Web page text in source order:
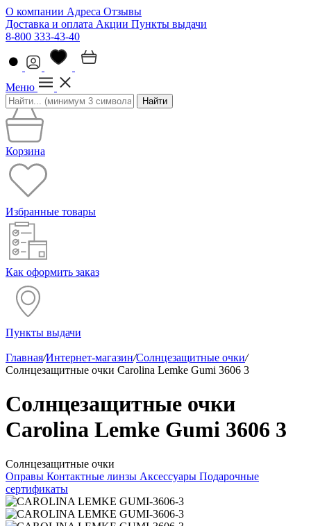
О компании Адреса Отзывы
Доставка и оплата Акции Пункты выдачи
8-800 333-43-40
Меню
Найти
Корзина
Избранные товары
Как оформить заказ
Пункты выдачи
Главная/Интернет-магазин/Солнцезащитные очки/
Солнцезащитные очки Carolina Lemke Gumi 3606 3
Солнцезащитные очки
Carolina Lemke Gumi 3606 3
Солнцезащитные очки
Оправы Контактные линзы Аксессуары Подарочные
сертификаты